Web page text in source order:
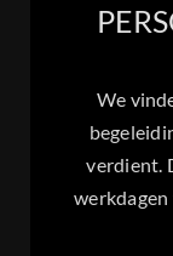
We
verdient.
werkdagen